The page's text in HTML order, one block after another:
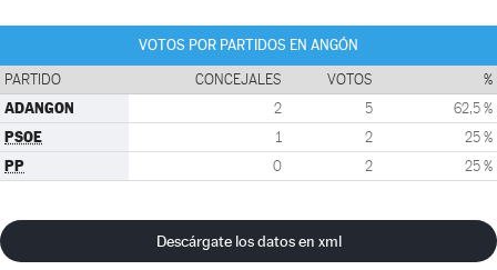
VOTOS POR PARTIDOS EN ANGÓN
PARTIDO CONCEJALES VOTOS %
ADANGON 2 5 62,5 %
PSOE 1 2 25 %
PP 0 2 25 %
Descárgate los datos en xml